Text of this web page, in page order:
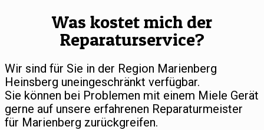
Was kostet mich der
Reparaturservice?
Wir sind für Sie in der Region Marienberg
Heinsberg uneingeschränkt verfügbar.
Sie können bei Problemen mit einem Miele Gerät
gerne auf unsere erfahrenen Reparaturmeister
für Marienberg zurückgreifen.